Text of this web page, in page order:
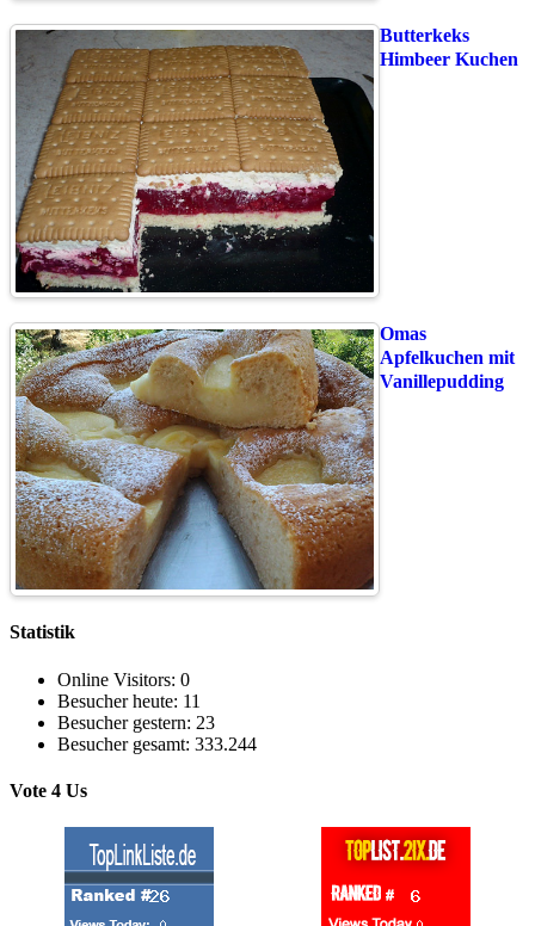
Butterkeks
Himbeer Kuchen
Omas
Apfelkuchen mit
Vanillepudding
Statistik
Online Visitors: 0
Besucher heute: 11
Besucher gestern: 23
Besucher gesamt: 333.244
Vote 4 Us